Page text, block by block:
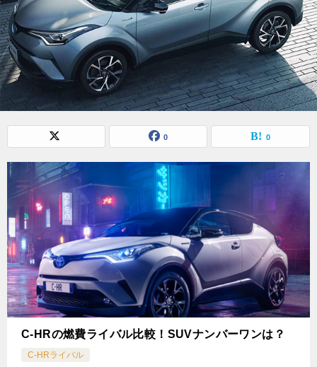
0 0
C-HRの燃費ライバル比較！SUVナンバーワンは？
C-HRライバル